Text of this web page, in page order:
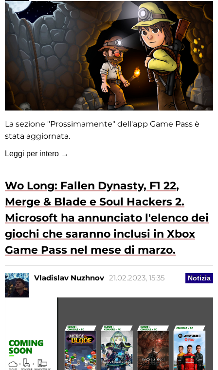
La sezione "Prossimamente" dell'app Game Pass è
stata aggiornata.
Leggi per intero →
Wo Long: Fallen Dynasty, F1 22,
Merge & Blade e Soul Hackers 2.
Microsoft ha annunciato l'elenco dei
giochi che saranno inclusi in Xbox
Game Pass nel mese di marzo.
Notizia
Vladislav Nuzhnov 21.02.2023, 15:35